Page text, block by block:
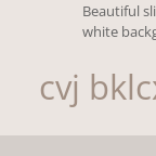
Beautiful
white
cvj